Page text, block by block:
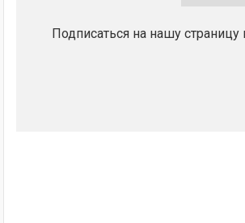
Подписаться на нашу страницу